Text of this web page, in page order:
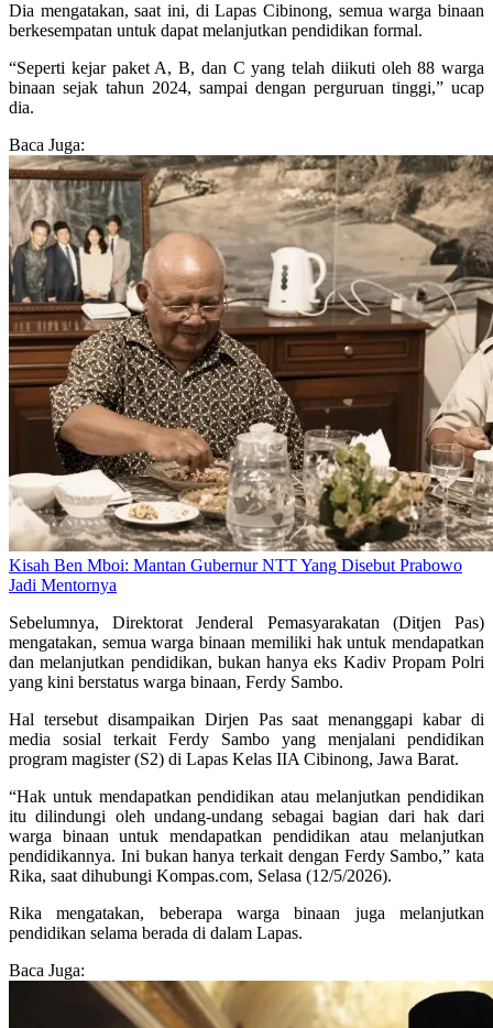
Dia mengatakan, saat ini, di Lapas Cibinong, semua warga binaan
berkesempatan untuk dapat melanjutkan pendidikan formal.
“Seperti kejar paket A, B, dan C yang telah diikuti oleh 88 warga
binaan sejak tahun 2024, sampai dengan perguruan tinggi,” ucap
dia.
Baca Juga:
Kisah Ben Mboi: Mantan Gubernur NTT Yang Disebut Prabowo
Jadi Mentornya
Sebelumnya, Direktorat Jenderal Pemasyarakatan (Ditjen Pas)
mengatakan, semua warga binaan memiliki hak untuk mendapatkan
dan melanjutkan pendidikan, bukan hanya eks Kadiv Propam Polri
yang kini berstatus warga binaan, Ferdy Sambo.
Hal tersebut disampaikan Dirjen Pas saat menanggapi kabar di
media sosial terkait Ferdy Sambo yang menjalani pendidikan
program magister (S2) di Lapas Kelas IIA Cibinong, Jawa Barat.
“Hak untuk mendapatkan pendidikan atau melanjutkan pendidikan
itu dilindungi oleh undang-undang sebagai bagian dari hak dari
warga binaan untuk mendapatkan pendidikan atau melanjutkan
pendidikannya. Ini bukan hanya terkait dengan Ferdy Sambo,” kata
Rika, saat dihubungi Kompas.com, Selasa (12/5/2026).
Rika mengatakan, beberapa warga binaan juga melanjutkan
pendidikan selama berada di dalam Lapas.
Baca Juga: